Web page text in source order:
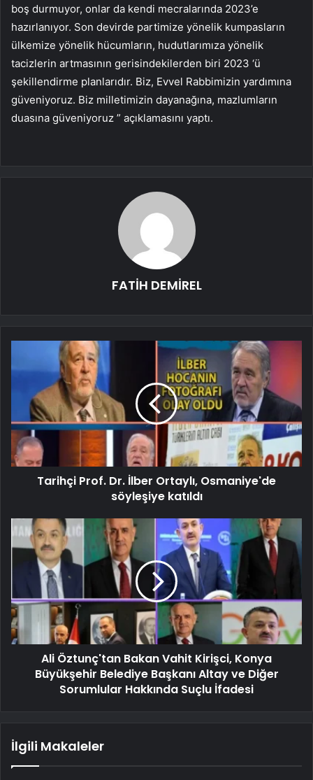
boş durmuyor, onlar da kendi mecralarında 2023’e
hazırlanıyor. Son devirde partimize yönelik kumpasların
ülkemize yönelik hücumların, hudutlarımıza yönelik
tacizlerin artmasının gerisindekilerden biri 2023 ‘ü
şekillendirme planlarıdır. Biz, Evvel Rabbimizin yardımına
güveniyoruz. Biz milletimizin dayanağına, mazlumların
duasına güveniyoruz ” açıklamasını yaptı.
FATİH DEMİREL
Tarihçi Prof. Dr. İlber Ortaylı, Osmaniye'de
söyleşiye katıldı
Ali Öztunç'tan Bakan Vahit Kirişci, Konya
Büyükşehir Belediye Başkanı Altay ve Diğer
Sorumlular Hakkında Suçlu İfadesi
İlgili Makaleler